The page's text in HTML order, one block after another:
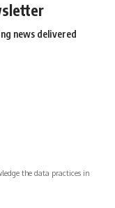
news delivered
the data practices in